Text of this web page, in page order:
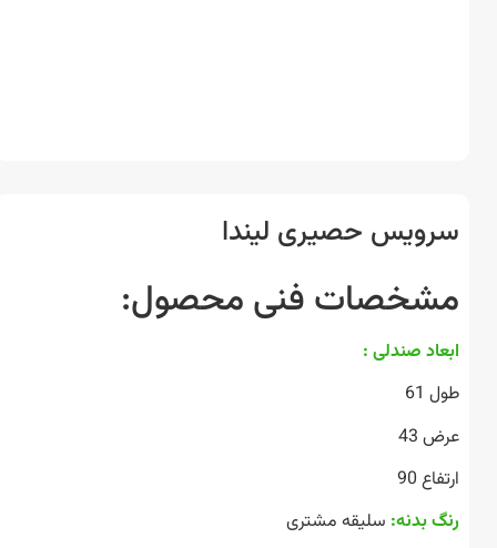
حصیری لیندا
فنی محصول:
صندلی :
بدنه:سلیقه مشتری